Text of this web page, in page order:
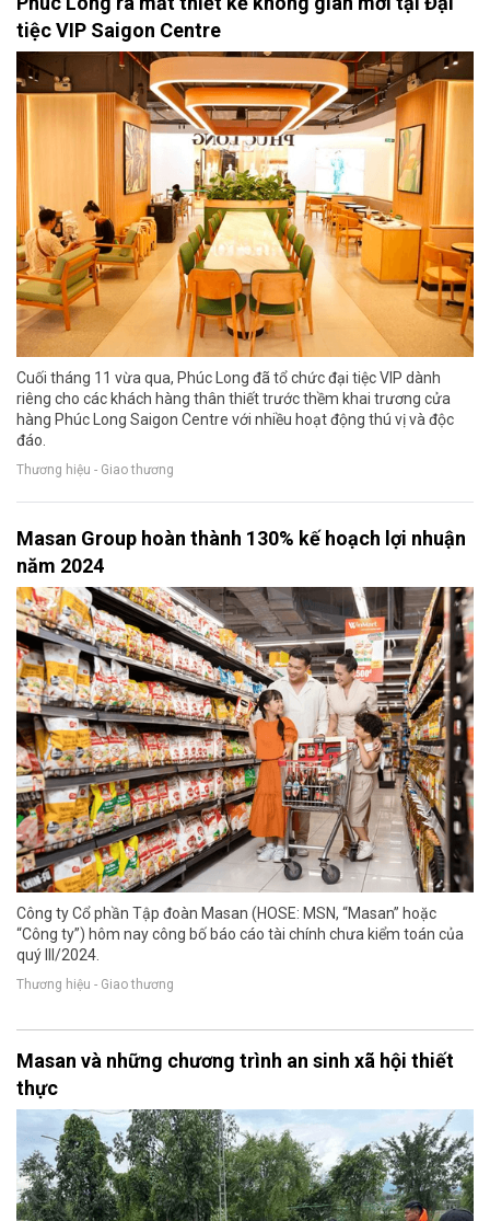
tiệc VIP Saigon Centre
Cuối tháng 11 vừa qua, Phúc Long đã tổ chức đại tiệc VIP dành
riêng cho các khách hàng thân thiết trước thềm khai trương cửa
hàng Phúc Long Saigon Centre với nhiều hoạt động thú vị và độc
đáo.
Thương hiệu - Giao thương
Masan Group hoàn thành 130% kế hoạch lợi nhuận
năm 2024
Công ty Cổ phần Tập đoàn Masan (HOSE: MSN, “Masan” hoặc
“Công ty”) hôm nay công bố báo cáo tài chính chưa kiểm toán của
quý III/2024.
Thương hiệu - Giao thương
Masan và những chương trình an sinh xã hội thiết
thực